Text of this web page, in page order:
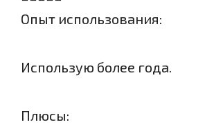
Опыт использования:
Использую более года.
Плюсы: